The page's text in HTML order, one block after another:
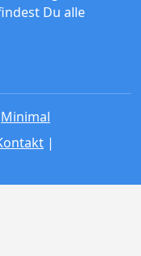
Du alle
Minimal
|